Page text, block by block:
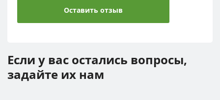
Оставить отзыв
Если у вас остались вопросы,
задайте их нам